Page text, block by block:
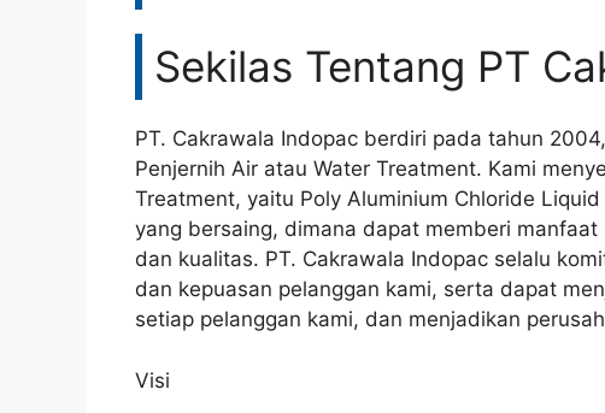
Sekilas Tentang PT
PT. Cakrawala Indopac berdiri pada tahun
Penjernih Air atau Water Treatment. Kami
Treatment, yaitu Poly Aluminium Chloride
yang bersaing, dimana dapat memberi
dan kualitas. PT. Cakrawala Indopac selalu
dan kepuasan pelanggan kami, serta dapat
setiap pelanggan kami, dan menjadikan
Visi